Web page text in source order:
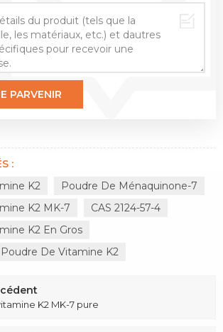
:
K2
Poudre De Ménaquinone-7
K2 MK-7
CAS 2124-57-4
K2 En Gros
De Vitamine K2
K2 MK-7 pure